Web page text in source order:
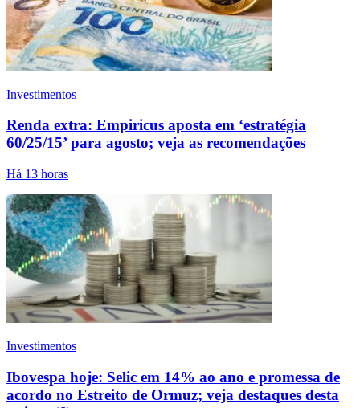
Investimentos
Renda extra: Empiricus aposta em ‘estratégia
60/25/15’ para agosto; veja as recomendações
Há 13 horas
Investimentos
Ibovespa hoje: Selic em 14% ao ano e promessa de
acordo no Estreito de Ormuz; veja destaques desta